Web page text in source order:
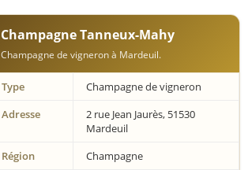
Champagne Tanneux-Mahy
Champagne de vigneron à Mardeuil.
Type
Champagne de vigneron
Adresse
2 rue Jean Jaurès, 51530
Mardeuil
Région
Champagne